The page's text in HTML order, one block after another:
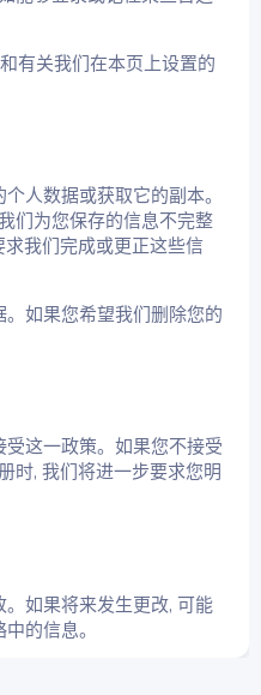
有关我们在本页上设置的
人数据或获取它的副本。
们为您保存的信息不完整
我们完成或更正这些信
如果您希望我们删除您的
这一政策。如果您不接受
时, 我们将进一步要求您明
如果将来发生更改, 可能
的信息。